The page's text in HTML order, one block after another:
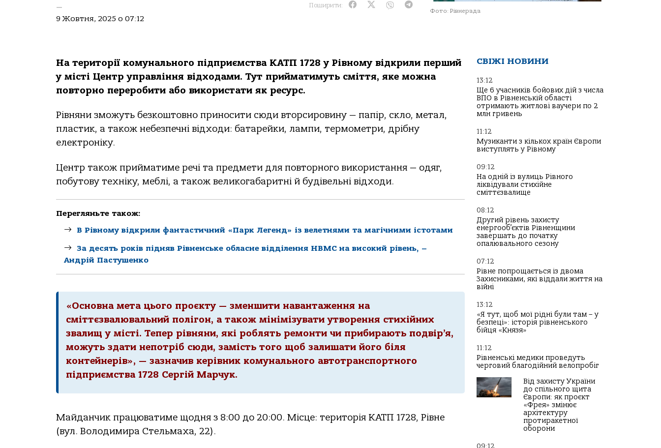
—
9 Жовтня, 2025 о 07:12
Поширити:
Фото: Рівнерада
На території комунального підприємства КАТП 1728 у Рівному відкрили перший
у місті Центр управління відходами. Тут прийматимуть сміття, яке можна
повторно переробити або використати як ресурс.
Рівняни зможуть безкоштовно приносити сюди вторсировину — папір, скло, метал,
пластик, а також небезпечні відходи: батарейки, лампи, термометри, дрібну
електроніку.
Центр також прийматиме речі та предмети для повторного використання — одяг,
побутову техніку, меблі, а також великогабаритні й будівельні відходи.
Перегляньте також:
В Рівному відкрили фантастичний «Парк Легенд» із велетнями та магічними істотами
За десять років підняв Рівненське обласне відділення НВМС на високий рівень, –
Андрій Пастушенко
«Основна мета цього проєкту — зменшити навантаження на
сміттєзвалювальний полігон, а також мінімізувати утворення стихійних
звалищ у місті. Тепер рівняни, які роблять ремонти чи прибирають подвір’я,
можуть здати непотріб сюди, замість того щоб залишати його біля
контейнерів», — зазначив керівник комунального автотранспортного
підприємства 1728 Сергій Марчук.
Майданчик працюватиме щодня з 8:00 до 20:00. Місце: територія КАТП 1728, Рівне
(вул. Володимира Стельмаха, 22).
СВІЖІ НОВИНИ
13:12
Ще 6 учасників бойових дій з числа
ВПО в Рівненській області
отримають житлові ваучери по 2
млн гривень
11:12
Музиканти з кількох країн Європи
виступлять у Рівному
09:12
На одній із вулиць Рівного
ліквідували стихійне
сміттєзвалище
08:12
Другий рівень захисту
енергооб’єктів Рівненщини
завершать до початку
опалювального сезону
07:12
Рівне попрощається із двома
Захисниками, які віддали життя на
війні
13:12
«Я тут, щоб мої рідні були там – у
безпеці»: історія рівненського
бійця «Князя»
11:12
Рівненські медики проведуть
черговий благодійний велопробіг
Від захисту України
до спільного щита
Європи: як проєкт
«Фрея» змінює
архітектуру
протиракетної
оборони
09:12